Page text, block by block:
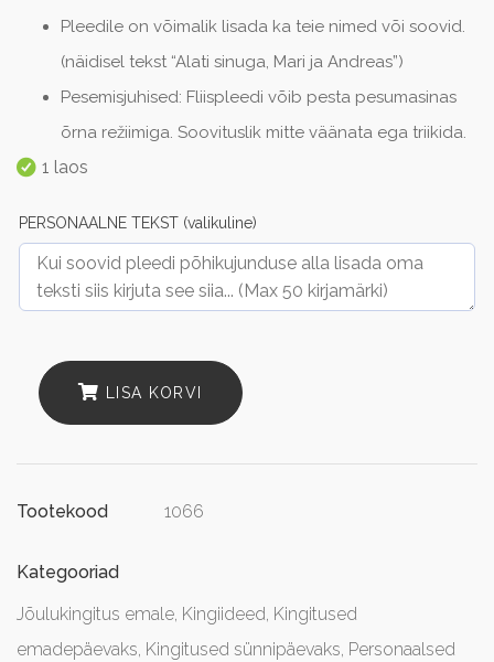
Pleedile on võimalik lisada ka teie nimed või soovid.
(näidisel tekst “Alati sinuga, Mari ja Andreas”)
Pesemisjuhised: Fliispleedi võib pesta pesumasinas
õrna režiimiga. Soovituslik mitte väänata ega triikida.
1 laos
PERSONAALNE TEKST (valikuline)
LISA KORVI
Tootekood 1066
Kategooriad
Jõulukingitus emale, Kingiideed, Kingitused
emadepäevaks, Kingitused sünnipäevaks, Personaalsed